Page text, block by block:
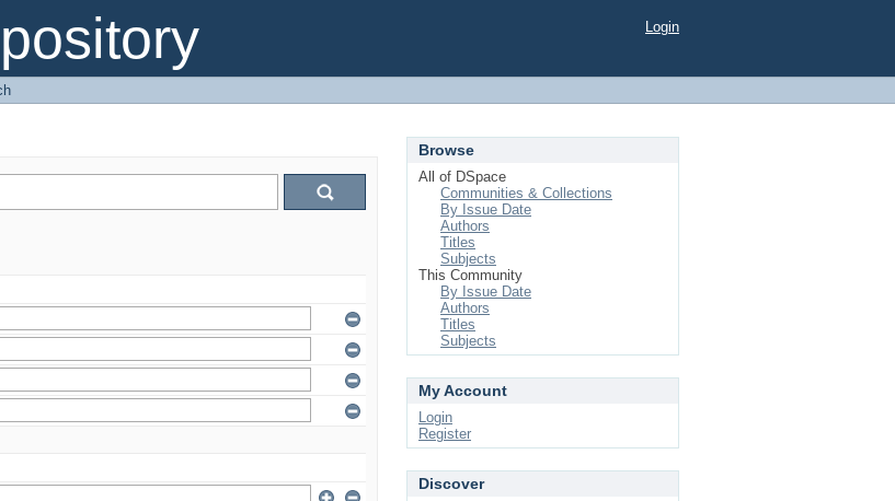
Login
Browse
All of DSpace
Communities & Collections
By Issue Date
Authors
Titles
Subjects
This Community
By Issue Date
Authors
Titles
Subjects
My Account
Login
Register
Discover